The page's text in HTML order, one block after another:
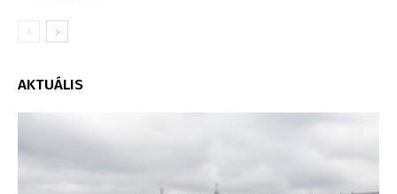
AKTUÁLIS